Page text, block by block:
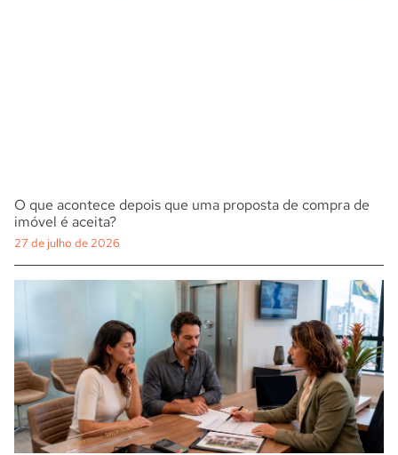
O que acontece depois que uma proposta de compra de
imóvel é aceita?
27 de julho de 2026